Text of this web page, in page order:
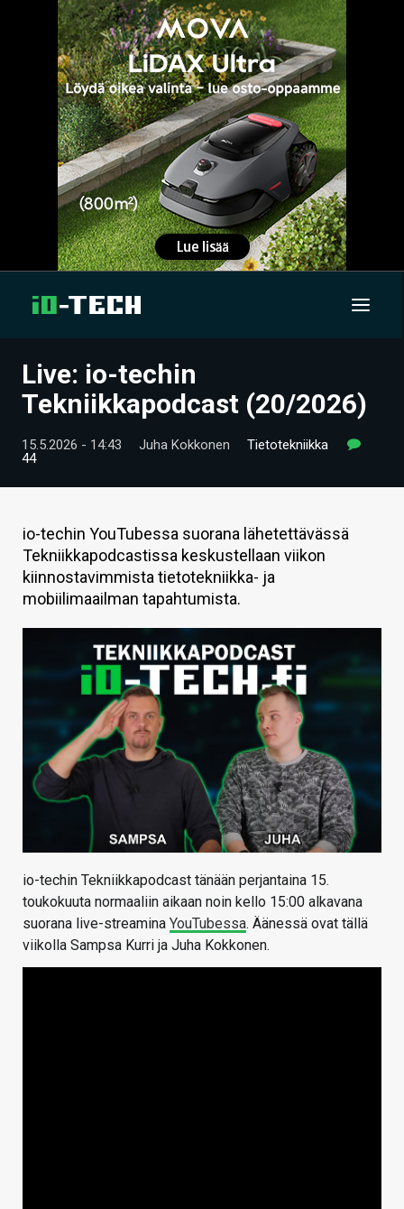
UUTISET
VIDEOT
TIETOA
HINTA.FI
VAIHDA TEEMA
HAKU
Live: io-techin
Tekniikkapodcast (20/2026)
15.5.2026 - 14:43 Juha Kokkonen
Tietotekniikka
44
io-techin YouTubessa suorana lähetettävässä
Tekniikkapodcastissa keskustellaan viikon
kiinnostavimmista tietotekniikka- ja
mobiilimaailman tapahtumista.
io-techin Tekniikkapodcast tänään perjantaina 15.
toukokuuta normaaliin aikaan noin kello 15:00 alkavana
suorana live-streamina YouTubessa. Äänessä ovat tällä
viikolla Sampsa Kurri ja Juha Kokkonen.